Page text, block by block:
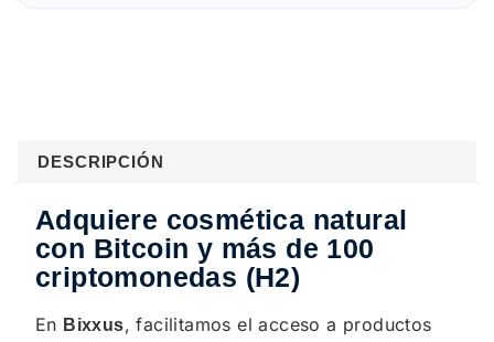
DESCRIPCIÓN
Adquiere cosmética natural
con Bitcoin y más de 100
criptomonedas (H2)
En Bixxus, facilitamos el acceso a productos